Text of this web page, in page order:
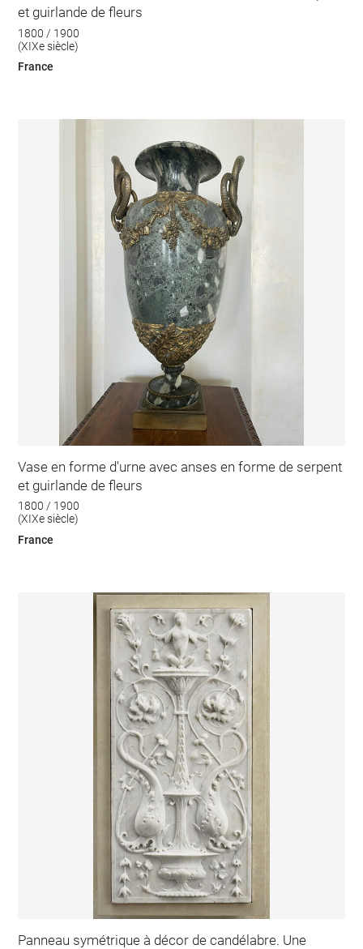
et guirlande de fleurs
1800 / 1900
(XIXe siècle)
France
Vase en forme d'urne avec anses en forme de serpent
et guirlande de fleurs
1800 / 1900
(XIXe siècle)
France
Panneau symétrique à décor de candélabre. Une